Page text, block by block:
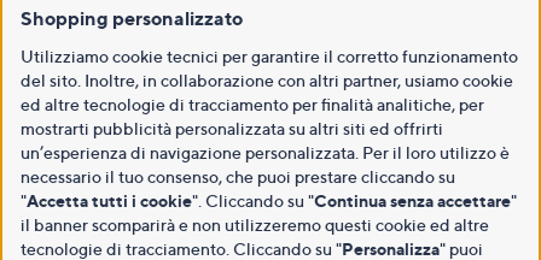
Shopping personalizzato
Utilizziamo cookie tecnici per garantire il corretto funzionamento
del sito. Inoltre, in collaborazione con altri partner, usiamo cookie
ed altre tecnologie di tracciamento per finalità analitiche, per
mostrarti pubblicità personalizzata su altri siti ed offrirti
un’esperienza di navigazione personalizzata. Per il loro utilizzo è
necessario il tuo consenso, che puoi prestare cliccando su
"Accetta tutti i cookie". Cliccando su "Continua senza accettare"
il banner scomparirà e non utilizzeremo questi cookie ed altre
tecnologie di tracciamento. Cliccando su "Personalizza" puoi